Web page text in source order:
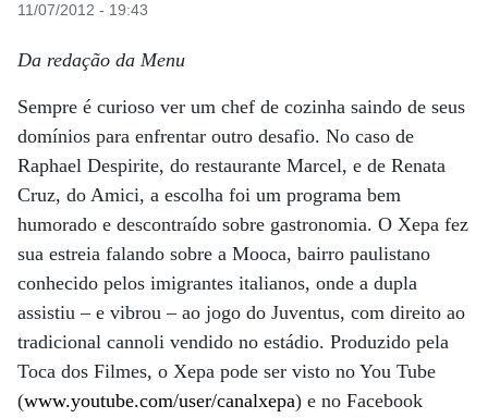
11/07/2012 - 19:43
Da redação da Menu
Sempre é curioso ver um chef de cozinha saindo de seus
domínios para enfrentar outro desafio. No caso de
Raphael Despirite, do restaurante Marcel, e de Renata
Cruz, do Amici, a escolha foi um programa bem
humorado e descontraído sobre gastronomia. O Xepa fez
sua estreia falando sobre a Mooca, bairro paulistano
conhecido pelos imigrantes italianos, onde a dupla
assistiu – e vibrou – ao jogo do Juventus, com direito ao
tradicional cannoli vendido no estádio. Produzido pela
Toca dos Filmes, o Xepa pode ser visto no You Tube
(www.youtube.com/user/canalxepa) e no Facebook